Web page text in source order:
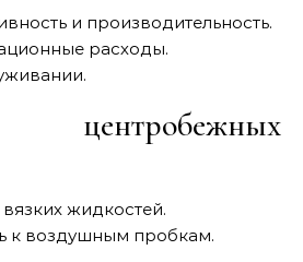
и производительность.
расходы.
центробежных
жидкостей.
к воздушным пробкам.